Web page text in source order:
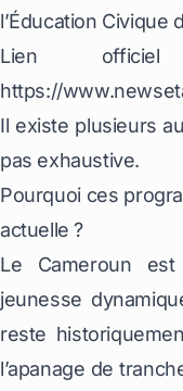
l’Éducation Civique
Lien
https://
Il existe plusieurs
pas exhaustive.
Pourquoi ces
actuelle ?
Le Cameroun
jeunesse
reste
l’apanage de